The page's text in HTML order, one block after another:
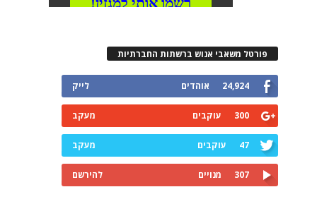
פורטל משאבי אנוש ברשתות החברתיות
24,924 אוהדים לייק
300 עוקבים מעקב
47 עוקבים מעקב
307 מנויים להירשם